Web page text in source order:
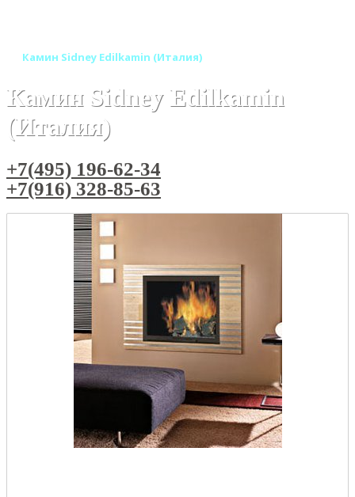
Камин Sidney Edilkamin (Италия)
Камин Sidney Edilkamin
(Италия)
+7(495) 196-62-34
+7(916) 328-85-63